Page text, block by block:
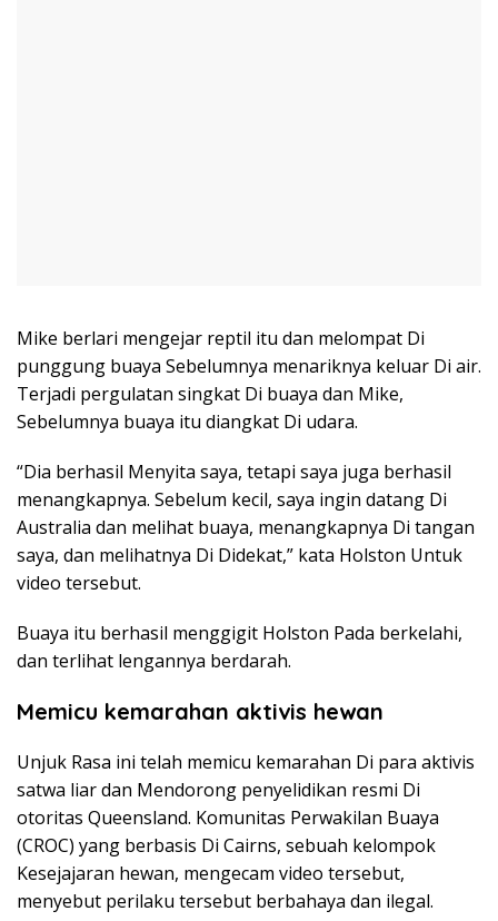
Mike berlari mengejar reptil itu dan melompat Di
punggung buaya Sebelumnya menariknya keluar Di air.
Terjadi pergulatan singkat Di buaya dan Mike,
Sebelumnya buaya itu diangkat Di udara.
“Dia berhasil Menyita saya, tetapi saya juga berhasil
menangkapnya. Sebelum kecil, saya ingin datang Di
Australia dan melihat buaya, menangkapnya Di tangan
saya, dan melihatnya Di Didekat,” kata Holston Untuk
video tersebut.
Buaya itu berhasil menggigit Holston Pada berkelahi,
dan terlihat lengannya berdarah.
Memicu kemarahan aktivis hewan
Unjuk Rasa ini telah memicu kemarahan Di para aktivis
satwa liar dan Mendorong penyelidikan resmi Di
otoritas Queensland. Komunitas Perwakilan Buaya
(CROC) yang berbasis Di Cairns, sebuah kelompok
Kesejajaran hewan, mengecam video tersebut,
menyebut perilaku tersebut berbahaya dan ilegal.